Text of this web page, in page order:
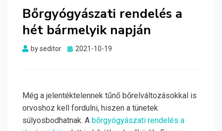
Bőrgyógyászati rendelés a
hét bármelyik napján
byseditor
Posted
2021-10-19
Még a jelentéktelennek tűnő bőrelváltozásokkal is
orvoshoz kell fordulni, hiszen a tünetek
súlyosbodhatnak. A bőrgyógyászati rendelés a